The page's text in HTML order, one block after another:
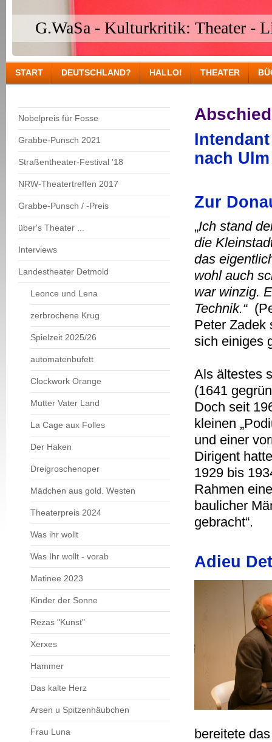
G.WaSa - Kulturkritik: Theater -
START DEUTSCHLAND? HALLO! THEATER
Nobelpreis für Fosse
Grabbe-Punsch 2021
Straßentheater-Festival '18
NRW-Theatertreffen 2017
Grabbe-Punsch / -Preis
über's Theater ...
Interviews
Landestheater Detmold
Leonce und Lena
zerbrochene Krug
Spielzeit 2025/26
automatenbufett
Clockwork Orange
Mutter Vater Land
La Cage aux Folles
Der Haken
Dreigroschenoper
Mädchen aus gold. Westen
Theaterpreis 2024
Was ihr wollt
Was Ihr wollt - vorab
Matinee 2023
Kinder der Sonne
Rezas "Kunst"
Xerxes
Hammer
Das kalte Herz
Arsen u Spitzenhäubchen
Frau Luna
nach Ulm
Zur
„Ich stand
die
das
wohl auch
war winzig.
Technik.“
Peter Zadek
sich einiges
Als ältestes
(1641
Doch seit
kleinen
und einer
Dirigent
1929 bis
Rahmen
baulicher
gebracht“.
Adieu
bereitete